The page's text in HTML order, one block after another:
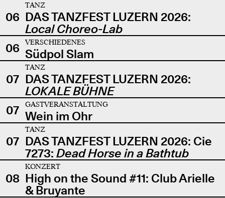
06
TANZ
DAS TANZFEST LUZERN 2026:
Local Choreo-Lab
06
VERSCHIEDENES
Südpol Slam
07
TANZ
DAS TANZFEST LUZERN 2026:
LOKALE BÜHNE
07
GASTVERANSTALTUNG
Wein im Ohr
07
TANZ
DAS TANZFEST LUZERN 2026: Cie
7273: Dead Horse in a Bathtub
08
KONZERT
High on the Sound #11: Club Arielle
& Bruyante